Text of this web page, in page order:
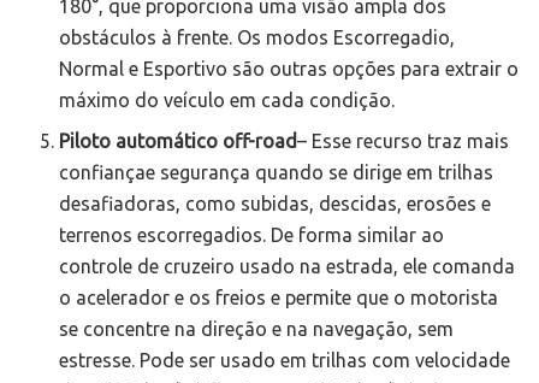
180°, que proporciona uma visão ampla dos
obstáculos à frente. Os modos Escorregadio,
Normal e Esportivo são outras opções para extrair o
máximo do veículo em cada condição.
Piloto automático off-road– Esse recurso traz mais
confiançae segurança quando se dirige em trilhas
desafiadoras, como subidas, descidas, erosões e
terrenos escorregadios. De forma similar ao
controle de cruzeiro usado na estrada, ele comanda
o acelerador e os freios e permite que o motorista
se concentre na direção e na navegação, sem
estresse. Pode ser usado em trilhas com velocidade